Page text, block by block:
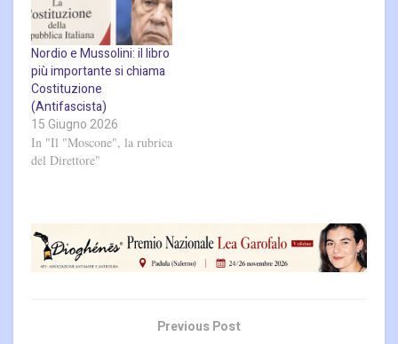
Nordio e Mussolini: il libro
più importante si chiama
Costituzione
(Antifascista)
15 Giugno 2026
In "Il "Moscone", la rubrica
del Direttore"
Previous Post